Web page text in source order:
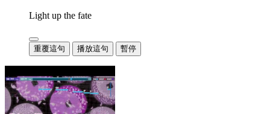
Light up the fate
重覆這句 播放這句 暫停